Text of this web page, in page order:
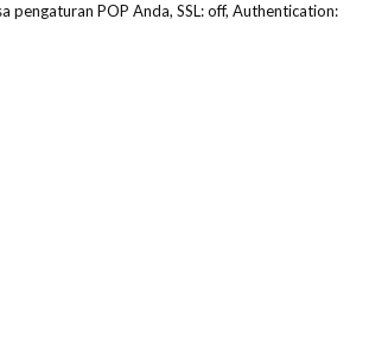
pengaturan POP Anda, SSL: off, Authentication: